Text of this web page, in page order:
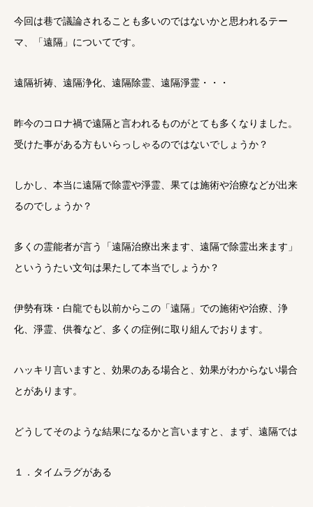
今回は巷で議論されることも多いのではないかと思われるテー
マ、「遠隔」についてです。
遠隔祈祷、遠隔浄化、遠隔除霊、遠隔淨霊・・・
昨今のコロナ禍で遠隔と言われるものがとても多くなりました。
受けた事がある方もいらっしゃるのではないでしょうか？
しかし、本当に遠隔で除霊や淨霊、果ては施術や治療などが出来
るのでしょうか？
多くの霊能者が言う「遠隔治療出来ます、遠隔で除霊出来ます」
といううたい文句は果たして本当でしょうか？
伊勢有珠・白龍でも以前からこの「遠隔」での施術や治療、浄
化、淨霊、供養など、多くの症例に取り組んでおります。
ハッキリ言いますと、効果のある場合と、効果がわからない場合
とがあります。
どうしてそのような結果になるかと言いますと、まず、遠隔では
１．タイムラグがある